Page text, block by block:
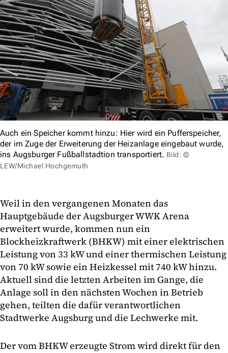
Auch ein Speicher kommt hinzu: Hier wird ein Pufferspeicher,
der im Zuge der Erweiterung der Heizanlage eingebaut wurde,
ins Augsburger Fußballstadtion transportiert. Bild: ©
LEW/Michael Hochgemuth
Weil in den vergangenen Monaten das
Hauptgebäude der Augsburger WWK Arena
erweitert wurde, kommen nun ein
Blockheizkraftwerk (BHKW) mit einer elektrischen
Leistung von 33 kW und einer thermischen Leistung
von 70 kW sowie ein Heizkessel mit 740 kW hinzu.
Aktuell sind die letzten Arbeiten im Gange, die
Anlage soll in den nächsten Wochen in Betrieb
gehen, teilten die dafür verantwortlichen
Stadtwerke Augsburg und die Lechwerke mit.
Der vom BHKW erzeugte Strom wird direkt für den